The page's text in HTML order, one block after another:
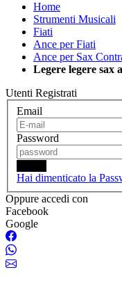
Home
Strumenti Musicali
Fiati
Ance per Fiati
Ance per Sax
Legere legere sax
Utenti Registrati
Email
Password
Hai dimenticato la
Oppure accedi con
Facebook
Google